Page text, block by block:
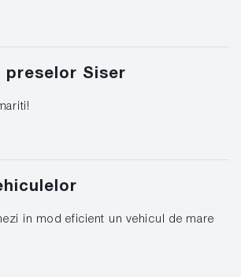
preselor Siser
in mod eficient un vehicul de mare